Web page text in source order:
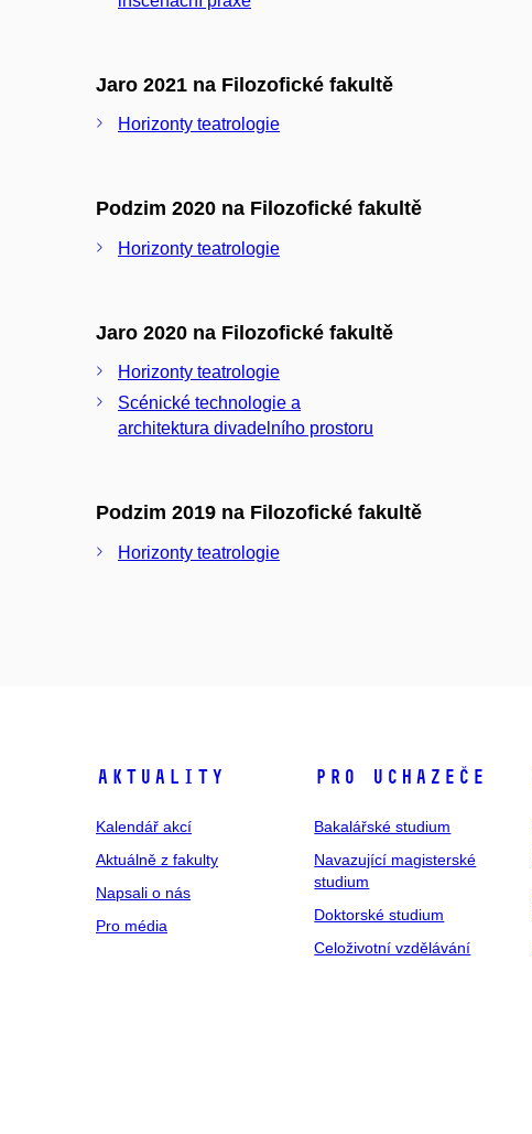
Jaro 2021 na Filozofické fakultě
Horizonty teatrologie
Podzim 2020 na Filozofické fakultě
Horizonty teatrologie
Jaro 2020 na Filozofické fakultě
Horizonty teatrologie
Scénické technologie a
architektura divadelního prostoru
Podzim 2019 na Filozofické fakultě
Horizonty teatrologie
Aktuality
Kalendář akcí
Aktuálně z fakulty
Napsali o nás
Pro média
Pro uchazeče
Bakalářské studium
Navazující magisterské
studium
Doktorské studium
Celoživotní vzdělávání